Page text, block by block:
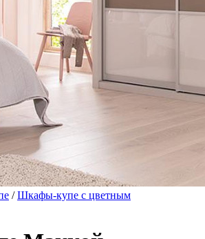
/Шкафы-купе с цветным